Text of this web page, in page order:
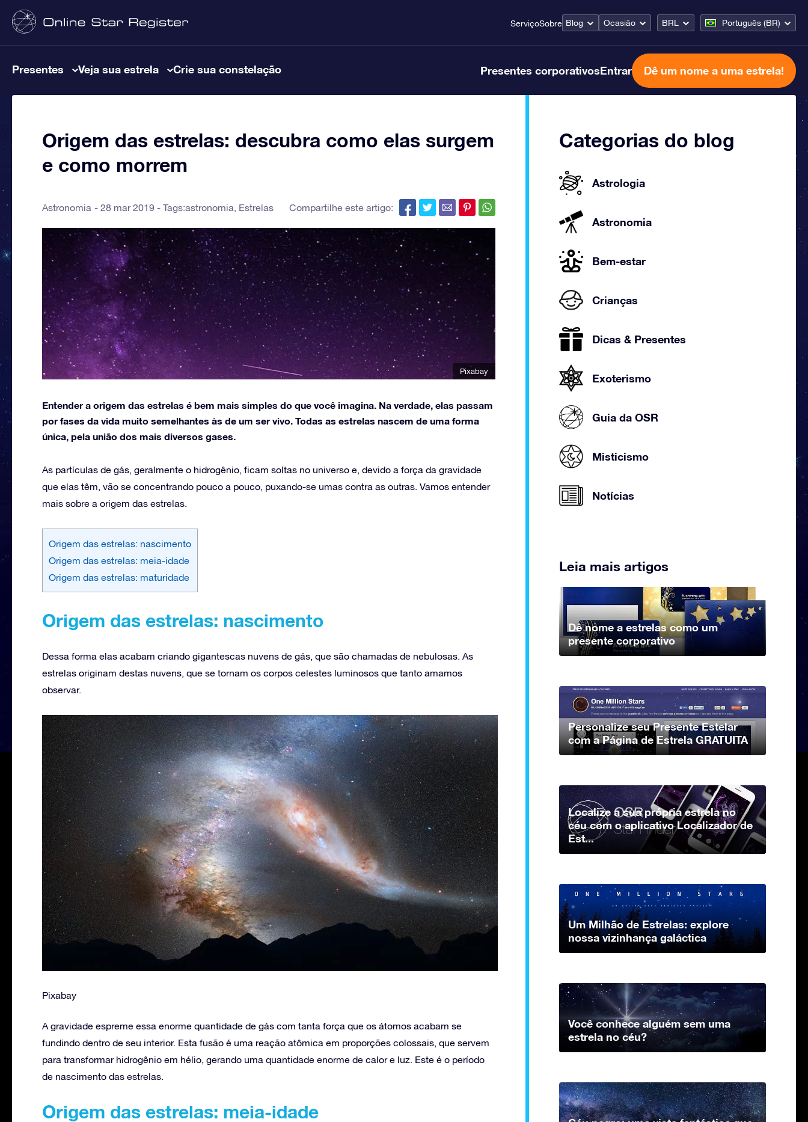
ServiçoSobre Blog Ocasião BRL Português (BR)
Presentes Veja sua estrela Crie sua constelação Presentes corporativosEntrar Dê um nome a uma estrela!
Origem das estrelas: descubra como elas surgem
e como morrem
Astronomia 28 mar 2019 - Tags:astronomia, Estrelas Compartilhe este artigo:
Pixabay
Entender a origem das estrelas é bem mais simples do que você imagina. Na verdade, elas passam
por fases da vida muito semelhantes às de um ser vivo. Todas as estrelas nascem de uma forma
única, pela união dos mais diversos gases.
As partículas de gás, geralmente o hidrogênio, ficam soltas no universo e, devido a força da gravidade
que elas têm, vão se concentrando pouco a pouco, puxando-se umas contra as outras. Vamos entender
mais sobre a origem das estrelas.
Origem das estrelas: nascimento
Origem das estrelas: meia-idade
Origem das estrelas: maturidade
Origem das estrelas: nascimento
Dessa forma elas acabam criando gigantescas nuvens de gás, que são chamadas de nebulosas. As
estrelas originam destas nuvens, que se tornam os corpos celestes luminosos que tanto amamos
observar.
Pixabay
A gravidade espreme essa enorme quantidade de gás com tanta força que os átomos acabam se
fundindo dentro de seu interior. Esta fusão é uma reação atômica em proporções colossais, que servem
para transformar hidrogênio em hélio, gerando uma quantidade enorme de calor e luz. Este é o período
de nascimento das estrelas.
Origem das estrelas: meia-idade
Categorias do blog
Astrologia
Astronomia
Bem-estar
Crianças
Dicas & Presentes
Exoterismo
Guia da OSR
Misticismo
Notícias
Leia mais artigos
Dê nome a estrelas como um
presente corporativo
Personalize seu Presente Estelar
com a Página de Estrela GRATUITA
Localize a sua própria estrela no
céu com o aplicativo Localizador de
Est...
Um Milhão de Estrelas: explore
nossa vizinhança galáctica
Você conhece alguém sem uma
estrela no céu?